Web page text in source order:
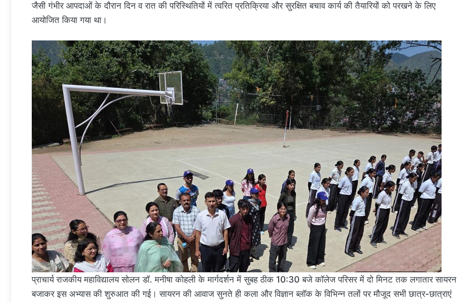
जैसी गंभीर आपदाओं के दौरान दिन व रात की परिस्थितियों में त्वरित प्रतिक्रिया और सुरक्षित बचाव कार्य की तैयारियों को परखने के लिए
आयोजित किया गया था।
​प्राचार्य राजकीय महाविद्यालय सोलन डॉ. मनीषा कोहली के मार्गदर्शन में सुबह ठीक 10:30 बजे कॉलेज परिसर में दो मिनट तक लगातार सायरन
बजाकर इस अभ्यास की शुरुआत की गई। सायरन की आवाज सुनते ही कला और विज्ञान ब्लॉक के विभिन्न तलों पर मौजूद सभी छात्र-छात्राएं